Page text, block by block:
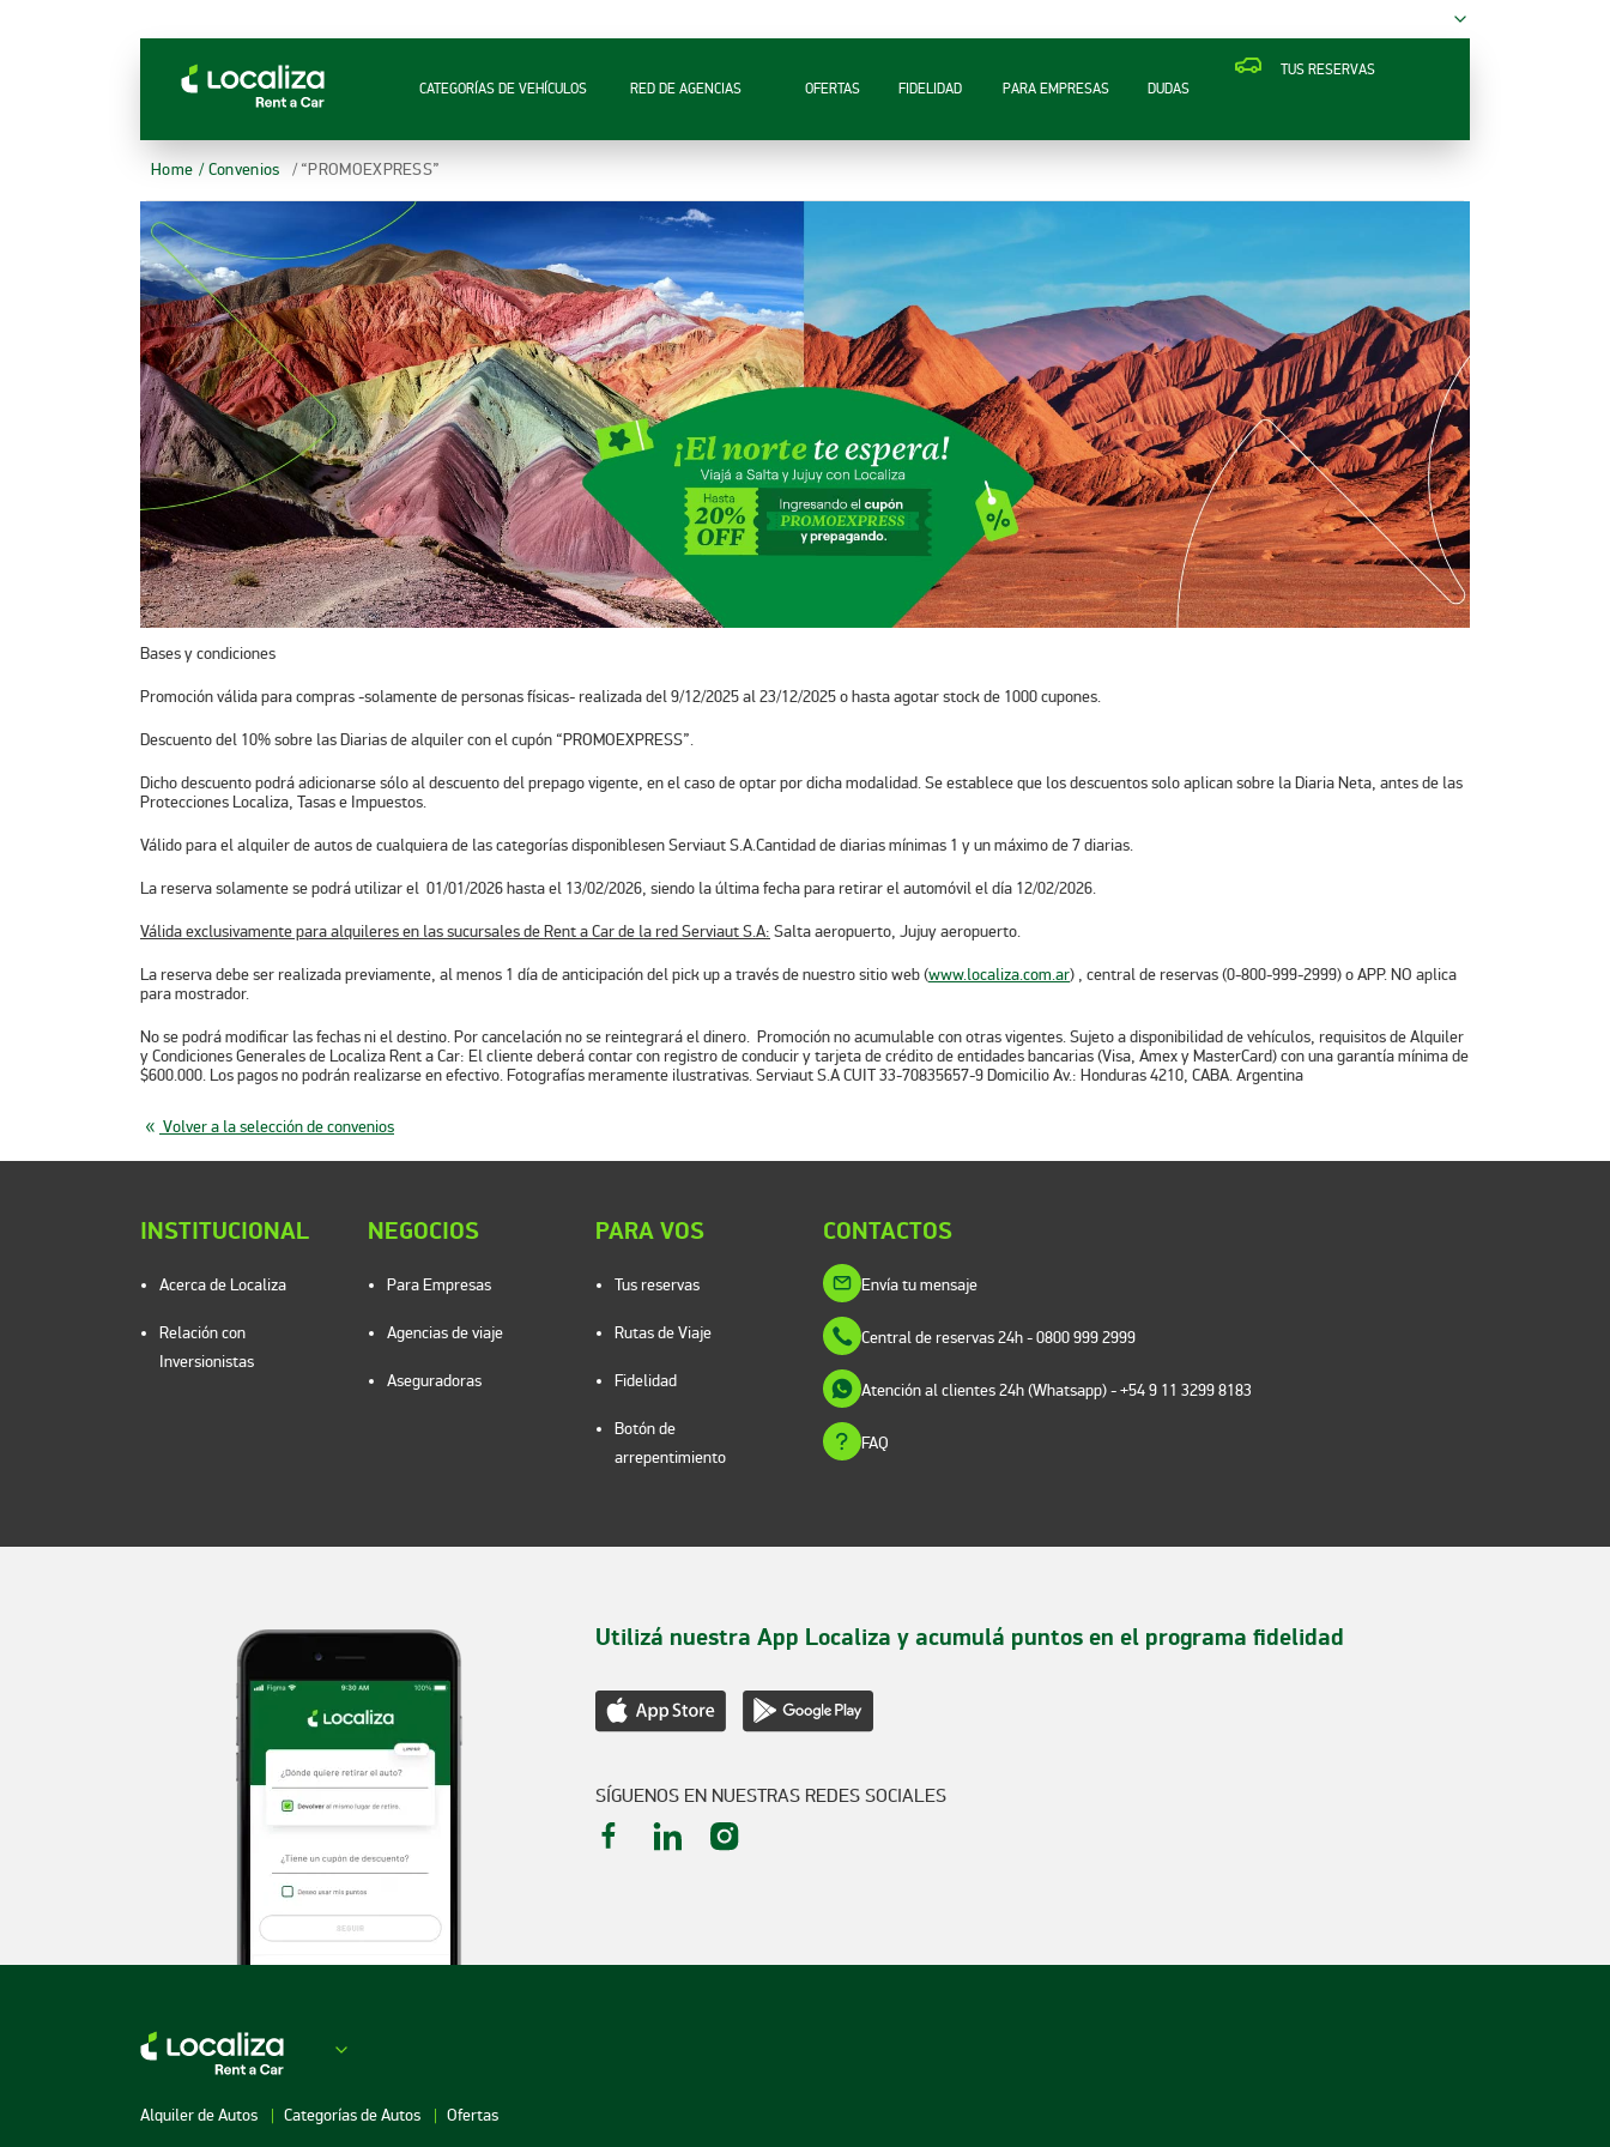
TUS RESERVAS
CATEGORÍAS DE VEHÍCULOS
RED DE AGENCIAS OFERTAS FIDELIDAD PARA EMPRESAS DUDAS
Home / Convenios / “PROMOEXPRESS”
Bases y condiciones
Promoción válida para compras -solamente de personas físicas- realizadadel 9/12/2025 al 23/12/2025o hasta agotar stock de 1000 cupones.
Descuento del 10% sobre las Diarias de alquiler con el cupón “PROMOEXPRESS”.
Dicho descuento podrá adicionarse sólo al descuento del prepago vigente, en el caso de optar por dicha modalidad. Se establece que los descuentos solo aplican sobre la Diaria Neta, antes de las
Protecciones Localiza, Tasas e Impuestos.
Válido para el alquiler de autos de cualquiera de las categorías disponiblesen Serviaut S.A.Cantidad de diarias mínimas 1 y un máximo de 7 diarias.
La reserva solamente se podrá utilizar el 01/01/2026 hasta el 13/02/2026, siendo la última fecha para retirar el automóvil el día 12/02/2026.
Válida exclusivamente para alquileres en las sucursales de Rent a Car de la red Serviaut S.A: Salta aeropuerto, Jujuy aeropuerto.
La reserva debe ser realizada previamente, al menos 1 día de anticipación del pick up a través de nuestro sitio web (www.localiza.com.ar) , central de reservas (0-800-999-2999) o APP. NO aplica
para mostrador.
No se podrá modificar las fechas ni el destino. Por cancelación no se reintegrará el dinero. Promoción no acumulable con otras vigentes. Sujeto a disponibilidad de vehículos, requisitos de Alquiler
y Condiciones Generales de Localiza Rent a Car: El cliente deberá contar con registro de conducir y tarjeta de crédito de entidades bancarias (Visa, Amex y MasterCard) con una garantía mínima de
$600.000. Los pagos no podrán realizarse en efectivo. Fotografías meramente ilustrativas. Serviaut S.A CUIT 33-70835657-9 Domicilio Av.: Honduras 4210, CABA. Argentina
Volver a la selección de convenios
INSTITUCIONAL
Acerca de Localiza
Relación con
Inversionistas
NEGOCIOS
Para Empresas
Agencias de viaje
Aseguradoras
PARA VOS
Tus reservas
Rutas de Viaje
Fidelidad
Botón de
arrepentimiento
CONTACTOS
Envía tu mensaje
Central de reservas 24h- 0800 999 2999
Atención al clientes 24h (Whatsapp)- +54 9 11 3299 8183
FAQ
Utilizá nuestra App Localiza y acumulá puntos en el programa fidelidad
SÍGUENOS EN NUESTRAS REDES SOCIALES
Alquiler de Autos Categorías de Autos Ofertas